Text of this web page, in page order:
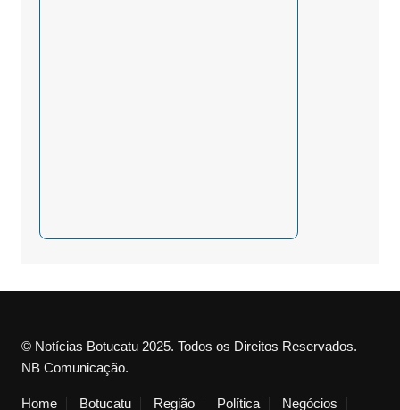
© Notícias Botucatu 2025. Todos os Direitos Reservados.
NB Comunicação.
Home Botucatu Região Política Negócios